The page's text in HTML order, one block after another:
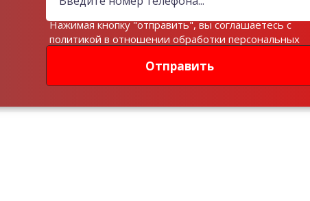
Отправить
Нажимая кнопку "отправить", вы соглашаетесь с
политикой в отношении обработки персональных